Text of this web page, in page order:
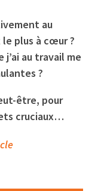
au
plus à cœur ?
au travail me
?
être, pour
cruciaux…